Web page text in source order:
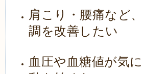
肩こり・腰痛など
調を改善したい
血圧や血糖値が気